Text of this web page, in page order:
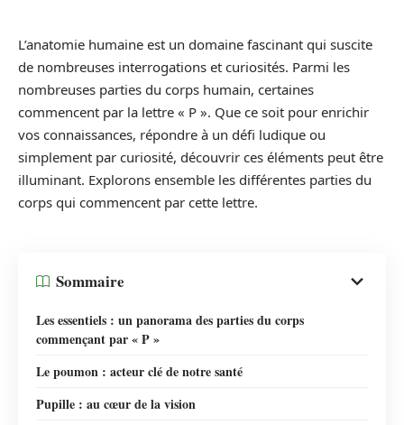
L’anatomie humaine est un domaine fascinant qui suscite
de nombreuses interrogations et curiosités. Parmi les
nombreuses parties du corps humain, certaines
commencent par la lettre « P ». Que ce soit pour enrichir
vos connaissances, répondre à un défi ludique ou
simplement par curiosité, découvrir ces éléments peut être
illuminant. Explorons ensemble les différentes parties du
corps qui commencent par cette lettre.
Sommaire
Les essentiels : un panorama des parties du corps
commençant par « P »
Le poumon : acteur clé de notre santé
Pupille : au cœur de la vision